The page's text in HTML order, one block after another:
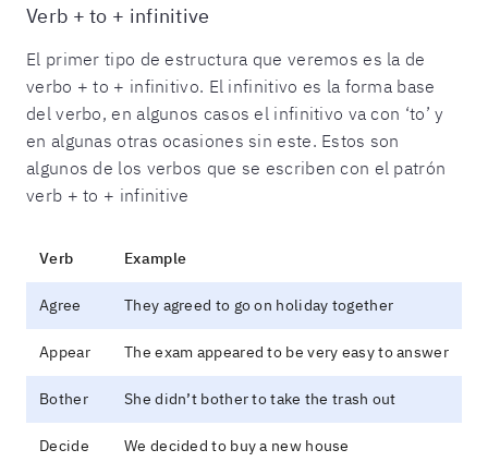
Verb + to + infinitive
El primer tipo de estructura que veremos es la de
verbo + to + infinitivo. El infinitivo es la forma base
del verbo, en algunos casos el infinitivo va con ‘to’ y
en algunas otras ocasiones sin este. Estos son
algunos de los verbos que se escriben con el patrón
verb + to + infinitive
Verb Example
Agree They agreed to go on holiday together
Appear The exam appeared to be very easy to answer
Bother She didn’t bother to take the trash out
Decide We decided to buy a new house